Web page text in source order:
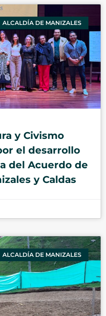
ALCALDÍA DE MANIZALES
y Civismo
el desarrollo
del Acuerdo de
y Caldas
ALCALDÍA DE MANIZALES